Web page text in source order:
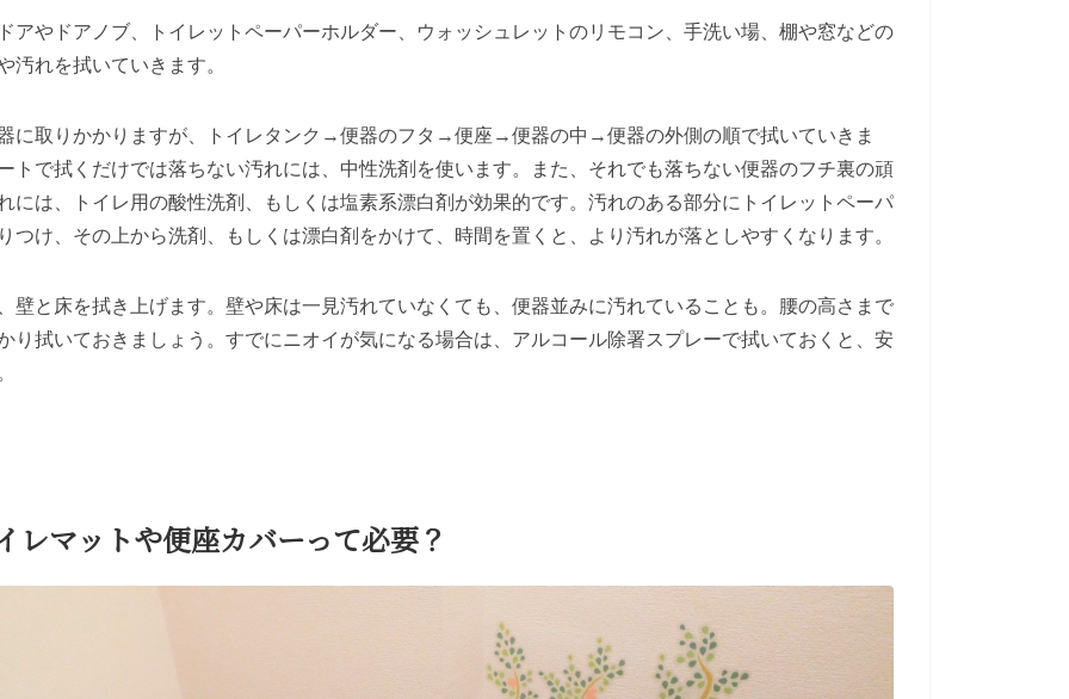
アやドアノブ、トイレットペーパーホルダー、ウォッシュレットのリモコン、手洗い場、棚や窓などの
汚れを拭いていきます。
に取りかかりますが、トイレタンク→便器のフタ→便座→便器の中→便器の外側の順で拭いていきま
トで拭くだけでは落ちない汚れには、中性洗剤を使います。また、それでも落ちない便器のフチ裏の頑
には、トイレ用の酸性洗剤、もしくは塩素系漂白剤が効果的です。汚れのある部分にトイレットペーパ
つけ、その上から洗剤、もしくは漂白剤をかけて、時間を置くと、より汚れが落としやすくなります。
壁と床を拭き上げます。壁や床は一見汚れていなくても、便器並みに汚れていることも。腰の高さまで
り拭いておきましょう。すでにニオイが気になる場合は、アルコール除署スプレーで拭いておくと、安
レマットや便座カバーって必要？